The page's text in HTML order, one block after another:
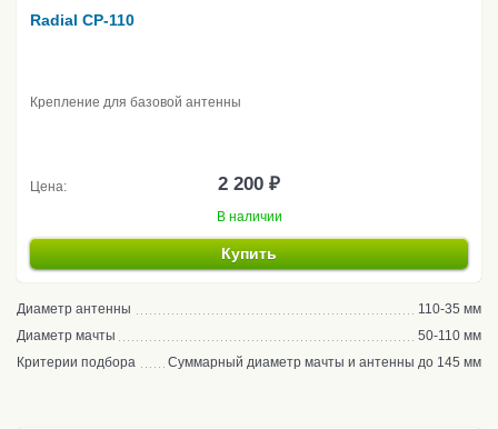
Radial CP-110
Крепление для базовой антенны
Цена: 2 200 ₽
В наличии
Купить
Диаметр антенны
110-35 мм
Диаметр мачты
50-110 мм
Критерии подбора
Суммарный диаметр мачты и антенны до 145 мм